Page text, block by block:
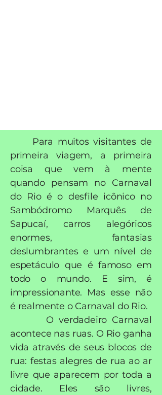
Para muitos visitantes de
primeira viagem, a primeira
coisa que vem à mente
quando pensam no Carnaval
do Rio é o desfile icônico no
Sambódromo Marquês de
Sapucaí, carros alegóricos
enormes, fantasias
deslumbrantes e um nível de
espetáculo que é famoso em
todo o mundo. E sim, é
impressionante. Mas esse não
é realmente o Carnaval do Rio.
O verdadeiro Carnaval
acontece nas ruas. O Rio ganha
vida através de seus blocos de
rua: festas alegres de rua ao ar
livre que aparecem por toda a
cidade. Eles são livres,